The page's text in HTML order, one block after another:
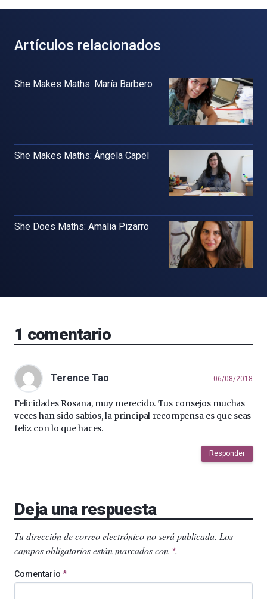
Artículos relacionados
She Makes Maths: María Barbero
She Makes Maths: Ángela Capel
She Does Maths: Amalia Pizarro
1 comentario
Terence Tao 06/08/2018
Felicidades Rosana, muy merecido. Tus consejos muchas
veces han sido sabios, la principal recompensa es que seas
feliz con lo que haces.
Responder
Deja una respuesta
Tu dirección de correo electrónico no será publicada. Los
campos obligatorios están marcados con *.
Comentario *